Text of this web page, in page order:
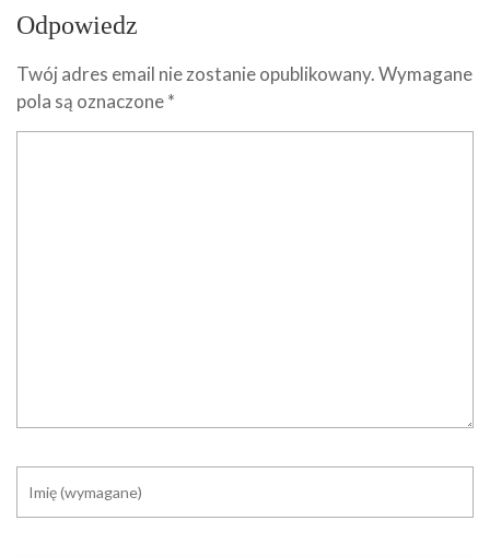
Odpowiedz
Twój adres email nie zostanie opublikowany.Wymagane
pola są oznaczone*